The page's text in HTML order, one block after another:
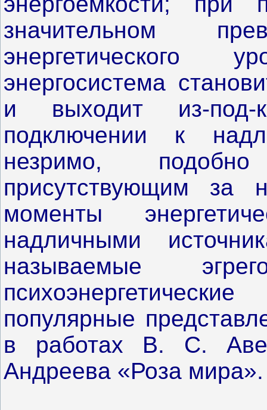
значительном
энергетического
энергосистема
и выходит из-
подключении к
незримо,
присутствующим
моменты
надличными
называемые
популярные
в работах В. С.
Андреева «Роза мира».